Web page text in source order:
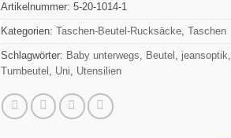
Artikelnummer: 5-20-1014-1
Kategorien: Taschen-Beutel-Rucksäcke, Taschen
Schlagwörter: Baby unterwegs, Beutel , jeansoptik,
Turnbeutel , Uni, Utensilien